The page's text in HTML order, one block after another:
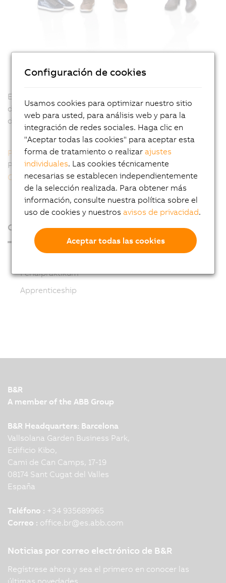
Estudiantes y profesores de Austria y algunas regiones
del Sur de Baviera reciben soporte de nuestro Equipo
de Apoyo Educativo.
Prácticas de verano
Proyectos de fin de estudios y tesis de licenciatura
Contacto
Carrera
Estudiantes
Ferialpraktikum
Apprenticeship
B&R
A member of the ABB Group
B&R Headquarters: Barcelona
Vallsolana Garden Business Park,
Edificio Kibo,
Cami de Can Camps, 17-19
08174 Sant Cugat del Valles
España
Teléfono : +34 935689965
Correo : office.br@es.abb.com
Noticias por correo electrónico de B&R
Regístrese ahora y sea el primero en conocer las
últimas novedades.
Configuración de cookies
Usamos cookies para optimizar nuestro sitio
web para usted, para análisis web y para la
integración de redes sociales. Haga clic en
"Aceptar todas las cookies" para aceptar esta
forma de tratamiento o realizarajustes
individuales. Las cookies técnicamente
necesarias se establecen independientemente
de la selección realizada. Para obtener más
información, consulte nuestra política sobre el
uso de cookies y nuestrosavisos de privacidad.
Aceptar todas las cookies